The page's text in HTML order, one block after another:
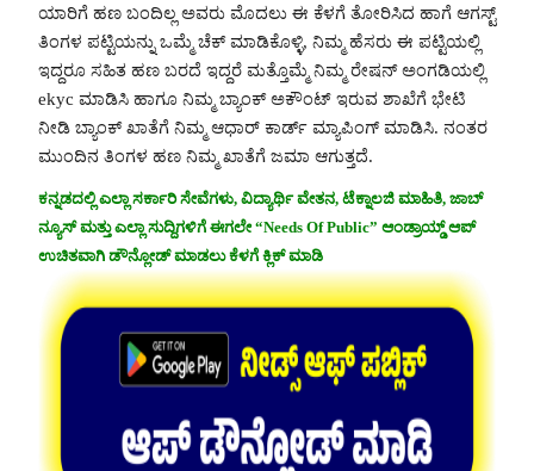
ಯಾರಿಗೆ ಹಣ ಬಂದಿಲ್ಲ ಅವರು ಮೊದಲು ಈ ಕೆಳಗೆ ತೋರಿಸಿದ ಹಾಗೆ ಆಗಸ್ಟ್
ತಿಂಗಳ ಪಟ್ಟಿಯನ್ನು ಒಮ್ಮೆ ಚೆಕ್ ಮಾಡಿಕೊಳ್ಳಿ, ನಿಮ್ಮ ಹೆಸರು ಈ ಪಟ್ಟಿಯಲ್ಲಿ
ಇದ್ದರೂ ಸಹಿತ ಹಣ ಬರದೆ ಇದ್ದರೆ ಮತ್ತೊಮ್ಮೆ ನಿಮ್ಮ ರೇಷನ್ ಅಂಗಡಿಯಲ್ಲಿ
ekyc ಮಾಡಿಸಿ ಹಾಗೂ ನಿಮ್ಮ ಬ್ಯಾಂಕ್ ಅಕೌಂಟ್ ಇರುವ ಶಾಖೆಗೆ ಭೇಟಿ
ನೀಡಿ ಬ್ಯಾಂಕ್ ಖಾತೆಗೆ ನಿಮ್ಮ ಆಧಾರ್ ಕಾರ್ಡ್ ಮ್ಯಾಪಿಂಗ್ ಮಾಡಿಸಿ. ನಂತರ
ಮುಂದಿನ ತಿಂಗಳ ಹಣ ನಿಮ್ಮ ಖಾತೆಗೆ ಜಮಾ ಆಗುತ್ತದೆ.
ಕನ್ನಡದಲ್ಲಿ ಎಲ್ಲಾ ಸರ್ಕಾರಿ ಸೇವೆಗಳು, ವಿದ್ಯಾರ್ಥಿ ವೇತನ, ಟೆಕ್ನಾಲಜಿ ಮಾಹಿತಿ, ಜಾಬ್
ನ್ಯೂಸ್ ಮತ್ತು ಎಲ್ಲಾ ಸುದ್ದಿಗಳಿಗೆ ಈಗಲೇ “Needs Of Public” ಆಂಡ್ರಾಯ್ಡ್ ಆಪ್
ಉಚಿತವಾಗಿ ಡೌನ್ಲೋಡ್ ಮಾಡಲು ಕೆಳಗೆ ಕ್ಲಿಕ್ ಮಾಡಿ